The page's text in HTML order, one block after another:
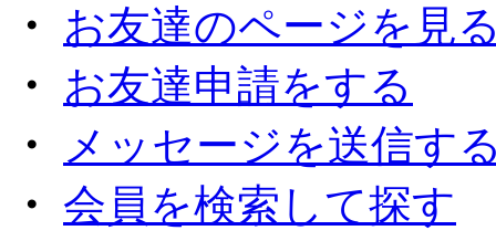
・
お友達のページを見
・
お友達申請をする
・
メッセージを送信す
・ 会員を検索して探す